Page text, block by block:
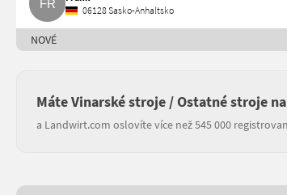
06128 Sasko-Anhaltsko
NOVÉ
Máte Vinarské stroje / Ostatné stroje
a Landwirt.com oslovíte více než 545 000